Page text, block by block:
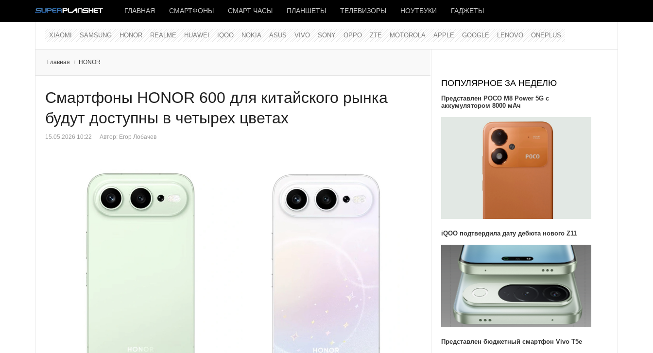
ГЛАВНАЯ СМАРТФОНЫ СМАРТ ЧАСЫ ПЛАНШЕТЫ ТЕЛЕВИЗОРЫ НОУТБУКИ ГАДЖЕТЫ
XIAOMI SAMSUNG HONOR REALME HUAWEI IQOO NOKIA ASUS VIVO SONY OPPO ZTE MOTOROLA APPLE GOOGLE LENOVO ONEPLUS
Главная / HONOR
Смартфоны HONOR 600 для китайского рынка
будут доступны в четырех цветах
15.05.2026 10:22 Автор: Егор Лобачев
ПОПУЛЯРНОЕ ЗА НЕДЕЛЮ
Представлен POCO M8 Power 5G с
аккумулятором 8000 мАч
iQOO подтвердила дату дебюта нового Z11
Представлен бюджетный смартфон Vivo T5e